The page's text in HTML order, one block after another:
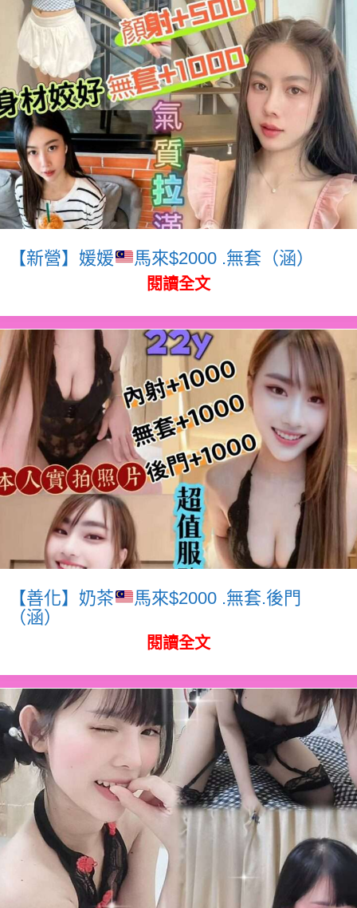
【新營】媛媛 馬來$2000 .無套（涵）
閱讀全文
【善化】奶茶
馬來$2000 .無套.後門
（涵）
閱讀全文